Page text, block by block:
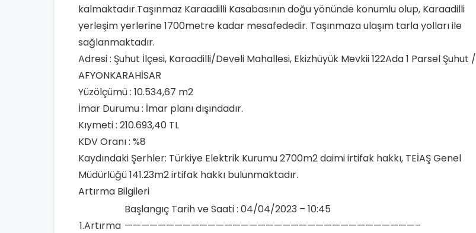
kalmaktadır.Taşınmaz Karaadilli Kasabasının doğu yönünde konumlu olup, Karaadilli
yerleşim yerlerine 1700metre kadar mesafededir. Taşınmaza ulaşım tarla yolları ile
sağlanmaktadır.
Adresi : Şuhut İlçesi, Karaadilli/Develi Mahallesi, Ekizhüyük Mevkii 122Ada 1 Parsel Şuhut /
AFYONKARAHİSAR
Yüzölçümü : 10.534,67 m2
İmar Durumu : İmar planı dışındadır.
Kıymeti : 210.693,40 TL
KDV Oranı : %8
Kaydındaki Şerhler: Türkiye Elektrik Kurumu 2700m2 daimi irtifak hakkı, TEİAŞ Genel
Müdürlüğü 141.23m2 irtifak hakkı bulunmaktadır.
Artırma Bilgileri
1.Artırma
Başlangıç Tarih ve Saati : 04/04/2023 – 10:45
———————————————————————————————————–